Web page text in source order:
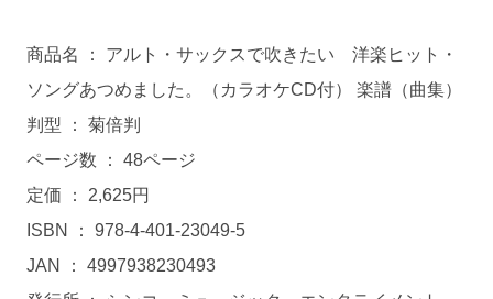
商品名 ： アルト・サックスで吹きたい 洋楽ヒット・
ソングあつめました。（カラオケCD付） 楽譜（曲集）
判型 ： 菊倍判
ページ数 ： 48ページ
定価 ： 2,625円
ISBN ： 978-4-401-23049-5
JAN ： 4997938230493